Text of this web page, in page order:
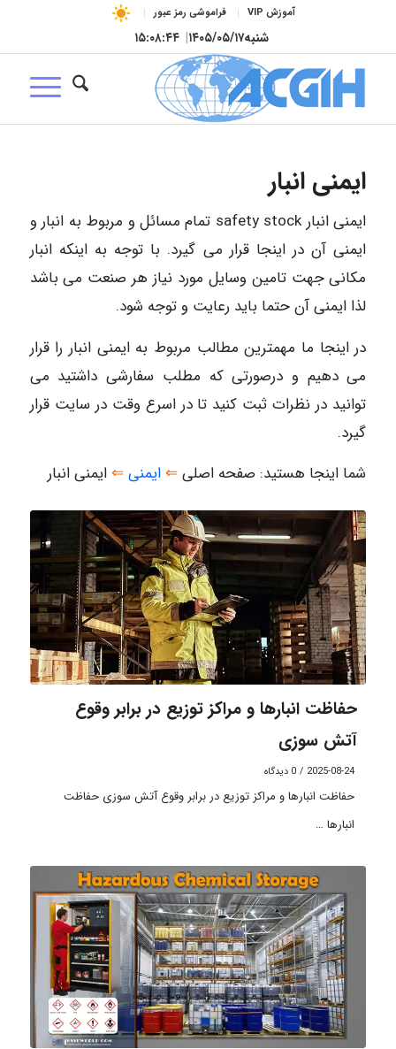
آموزش VIP فراموشی رمز عبور
شنبه۱۴۰۵/۰۵/۱۷| ۱۵:۰۸:۴۵
ایمنی انبار
ایمنی انبار safety stock تمام مسائل و مربوط به انبار و
ایمنی آن در اینجا قرار می گیرد. با توجه به اینکه انبار
مکانی جهت تامین وسایل مورد نیاز هر صنعت می باشد
لذا ایمنی آن حتما باید رعایت و توجه شود.
در اینجا ما مهمترین مطالب مربوط به ایمنی انبار را قرار
می دهیم و درصورتی که مطلب سفارشی داشتید می
توانید در نظرات ثبت کنید تا در اسرع وقت در سایت قرار
گیرد.
شما اینجا هستید: صفحه اصلی⇐ ایمنی ⇐ایمنی انبار
حفاظت انبارها و مراکز توزیع در برابر وقوع
آتش سوزی
2025-08-24
/ 0 دیدگاه
حفاظت انبارها و مراکز توزیع در برابر وقوع آتش سوزی حفاظت
انبارها …